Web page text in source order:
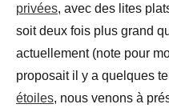
privées, avec des lites
soit deux fois plus grand
actuellement (note pour
proposait il y a quelques
étoiles, nous venons à